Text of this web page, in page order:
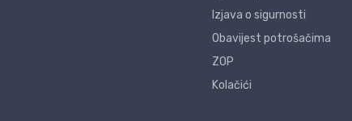
Izjava o sigurnosti
Obavijest potrošačima
ZOP
Kolačići